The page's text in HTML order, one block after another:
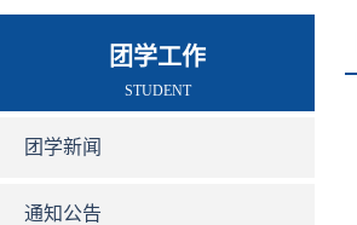
团学工作
STUDENT
团学新闻
通知公告